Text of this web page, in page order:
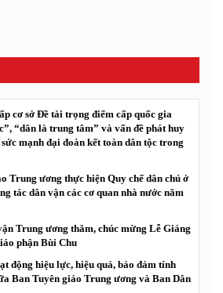
cơ sở Đề tài trọng điểm cấp quốc gia
“dân là trung tâm” và vấn đề phát huy
mạnh đại đoàn kết toàn dân tộc trong
Trung ương thực hiện Quy chế dân chủ ở
tác dân vận các cơ quan nhà nước năm
Trung ương thăm, chúc mừng Lễ Giáng
phận Bùi Chu
động hiệu lực, hiệu quả, bảo đảm tính
Ban Tuyên giáo Trung ương và Ban Dân